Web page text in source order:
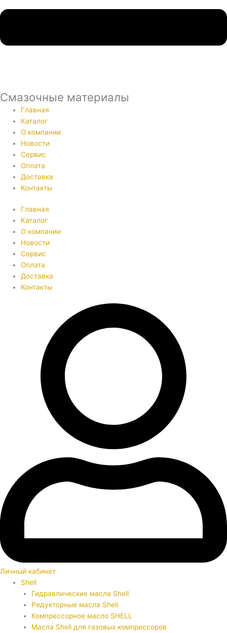
Смазочные материалы
Главная
Каталог
О компании
Новости
Сервис
Оплата
Доставка
Контакты
Главная
Каталог
О компании
Новости
Сервис
Оплата
Доставка
Контакты
Личный кабинет
Shell
Гидравлические масла Shell
Редукторные масла Shell
Компрессорное масло SHELL
Масла Shell для газовых компрессоров